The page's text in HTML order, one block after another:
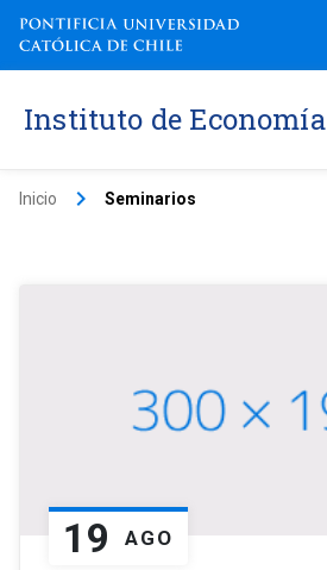
Instituto de Economía
Inicio keyboard_arrow_right Seminarios
19 AGO